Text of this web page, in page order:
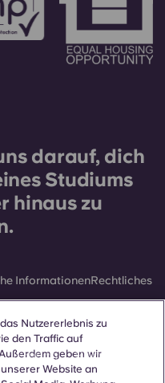
darauf, dich
Studiums
hinaus zu
InformationenRechtliches
French Portuguese
Nutzererlebnis zu
den Traffic auf
geben wir
Website an